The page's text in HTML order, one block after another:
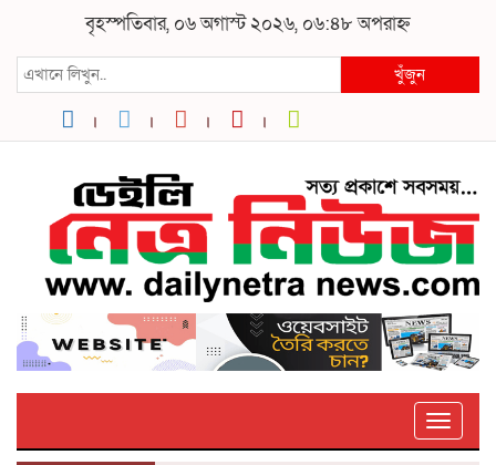
বৃহস্পতিবার, ০৬ অগাস্ট ২০২৬, ০৬:৪৮ অপরাহ্ন
খুঁজুন